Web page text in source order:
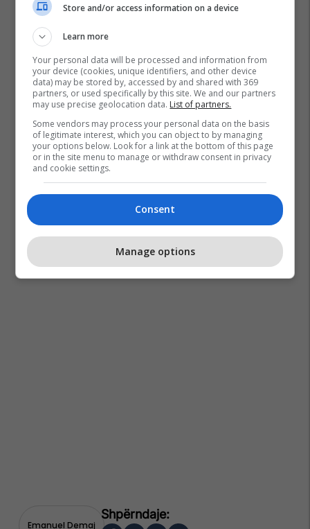
Emanuel Demaj
Store and/or access information on a device
Learn more
Your personal data will be processed and information from
your device (cookies, unique identifiers, and other device
data) may be stored by, accessed by and shared with 369
partners, or used specifically by this site. We and our partners
may use precise geolocation data. List of partners.
Some vendors may process your personal data on the basis
of legitimate interest, which you can object to by managing
your options below. Look for a link at the bottom of this page
or in the site menu to manage or withdraw consent in privacy
and cookie settings.
Consent
Manage options